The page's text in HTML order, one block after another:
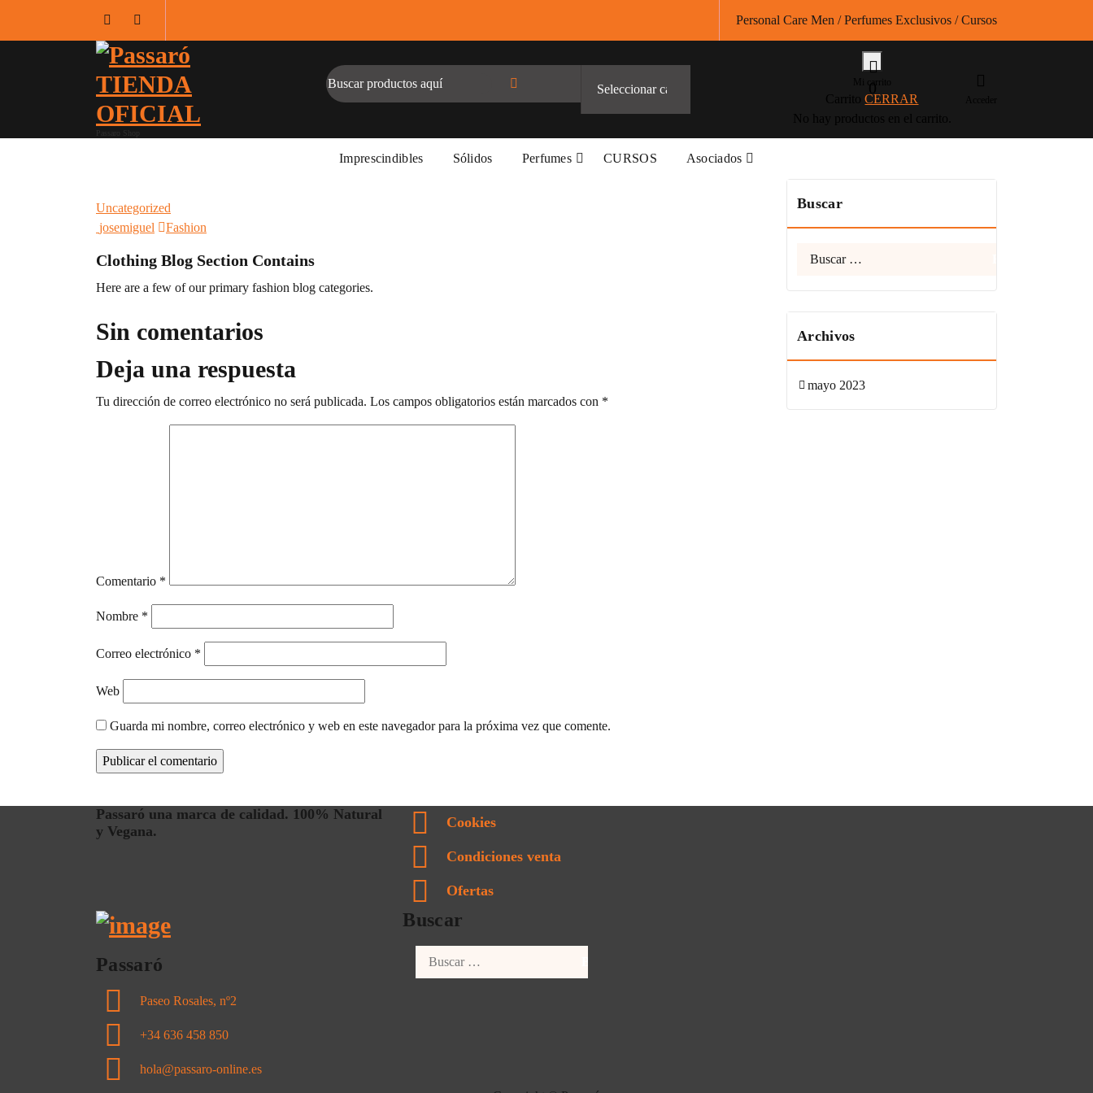
Personal Care Men / Perfumes Exclusivos / Cursos
CERRAR
Imprescindibles Sólidos Perfumes CURSOS Asociados
Uncategorized
josemiguel
Fashion
Clothing Blog Section Contains
Here are a few of our primary fashion blog categories.
Sin comentarios
Deja una respuesta
Tu dirección de correo electrónico no será publicada. Los campos obligatorios están marcados con *
Comentario *
Nombre *
Correo electrónico *
Web
Guarda mi nombre, correo electrónico y web en este navegador para la próxima vez que comente.
Buscar
Buscar:
Archivos
mayo 2023
Passaró una marca de calidad. 100% Natural
y Vegana.
Cookies
Condiciones venta
Ofertas
Passaró
Paseo Rosales, nº2
+34 636 458 850
hola@passaro-online.es
Buscar
Buscar: